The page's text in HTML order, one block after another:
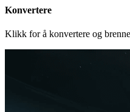
Konvertere
Klikk for å konvertere og